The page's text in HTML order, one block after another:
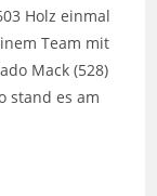
Holz einmal
Team mit
Mack (528)
stand es am